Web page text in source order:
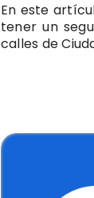
En este
tener un
calles de